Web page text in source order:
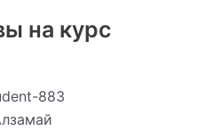
на курс
883